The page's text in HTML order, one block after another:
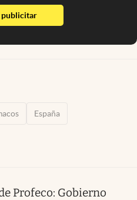
publicitarabre en nueva pestaña
España
Profeco: Gobierno